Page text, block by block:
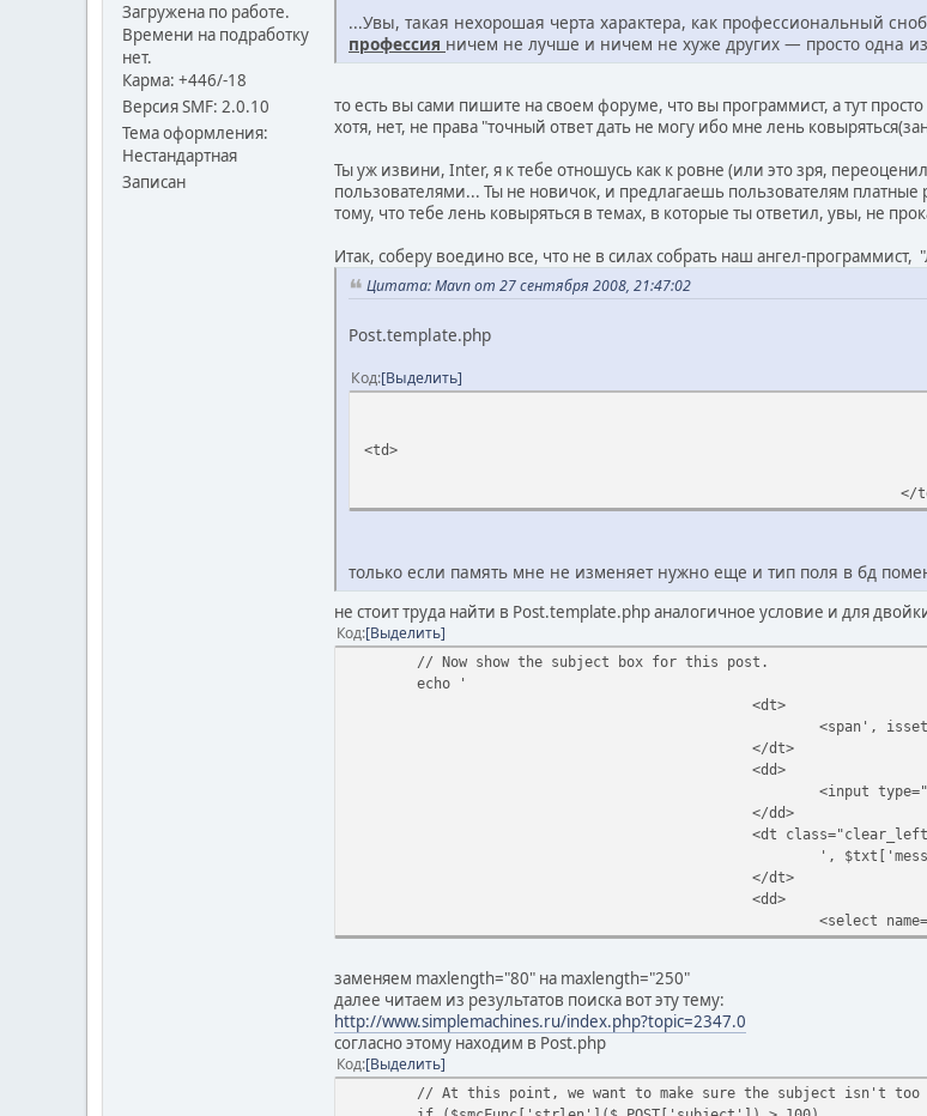
Загружена по работе.
Времени на подработку
нет.
Карма: +446/-18
Версия SMF: 2.0.10
Тема оформления:
Нестандартная
Записан
...Увы, такая нехорошая черта характера, как профессиональный
профессия ничем не лучше и ничем не хуже других — просто одна
то есть вы сами пишите на своем форуме, что вы программист, а тут
хотя, нет, не права "точный ответ дать не могу ибо мне лень
Ты уж извини, Inter, я к тебе отношусь как к ровне (или это зря,
пользователями... Ты не новичок, и предлагаешь пользователям
тому, что тебе лень ковыряться в темах, в которые ты ответил, увы, не
Итак, соберу воедино все, что не в силах собрать наш ангел-
Цитата: Mavn от 27 сентября 2008, 21:47:02
Post.template.php
Код Выделить
<td>
</
только если память мне не изменяет нужно еще и тип поля в бд
не стоит труда найти в Post.template.php аналогичное условие и для
Код Выделить
// Now show the subject box for this post.
echo '
<dt>
<span',
</dt>
<dd>
<input
</dd>
<dt
',
</dt>
<dd>
<select
заменяем maxlength="80" на maxlength="250"
далее читаем из результатов поиска вот эту тему:
http://www.simplemachines.ru/index.php?topic=2347.0
согласно этому находим в Post.php
Код Выделить
// At this point, we want to make sure the subject isn't too